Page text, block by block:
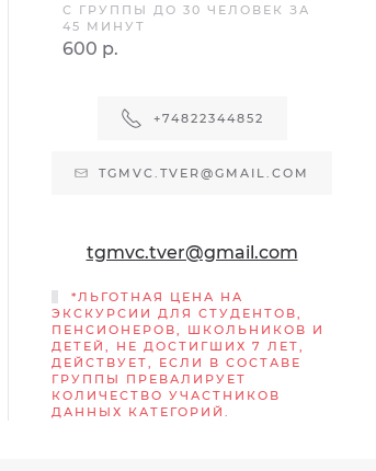
С ГРУППЫ ДО 30 ЧЕЛОВЕК ЗА
45 МИНУТ
600 р.
+74822344852
TGMVC.TVER@GMAIL.COM
tgmvc.tver@gmail.com
*ЛЬГОТНАЯ ЦЕНА НА
ЭКСКУРСИИ ДЛЯ СТУДЕНТОВ,
ПЕНСИОНЕРОВ, ШКОЛЬНИКОВ И
ДЕТЕЙ, НЕ ДОСТИГШИХ 7 ЛЕТ,
ДЕЙСТВУЕТ, ЕСЛИ В СОСТАВЕ
ГРУППЫ ПРЕВАЛИРУЕТ
КОЛИЧЕСТВО УЧАСТНИКОВ
ДАННЫХ КАТЕГОРИЙ.